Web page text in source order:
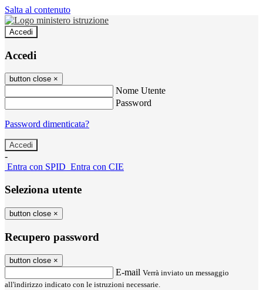
Salta al contenuto
Accedi
Accedi
button close ×
Nome Utente
Password
Password dimenticata?
-
Entra con SPID Entra con CIE
Seleziona utente
button close ×
Recupero password
button close ×
E-mail Verrà inviato un messaggio
all'indirizzo indicato con le istruzioni necessarie.